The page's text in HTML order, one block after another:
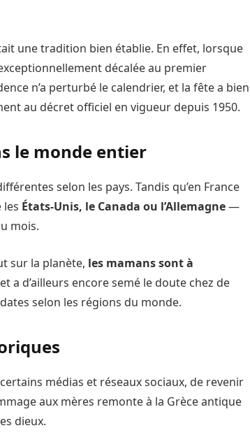
une tradition bien établie. En effet, lorsque
décalée au premier
n’a perturbé le calendrier, et la fête a bien
au décret officiel en vigueur depuis 1950.
le monde entier
selon les pays. Tandis qu’en France
les États-Unis, le Canada ou l’Allemagne—
mois.
sur la planète, les mamans sont à
a d’ailleurs encore semé le doute chez de
selon les régions du monde.
médias et réseaux sociaux, de revenir
aux mères remonte à la Grèce antique
dieux.